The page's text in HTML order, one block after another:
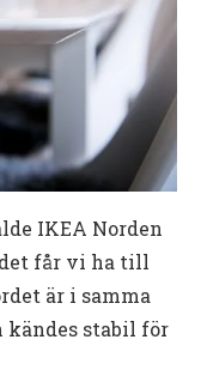
IKEA Norden
får vi ha till
är i samma
kändes stabil för